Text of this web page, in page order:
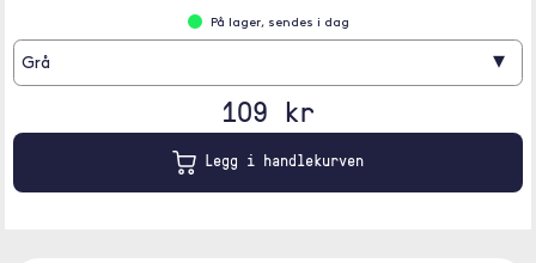
På lager, sendes i dag
Grå ▾
109 kr
Legg i handlekurven